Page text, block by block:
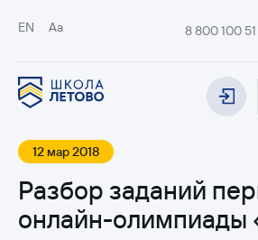
EN Aa 8 800 100 51
12 мар 2018
Разбор заданий
онлайн-олимпиады